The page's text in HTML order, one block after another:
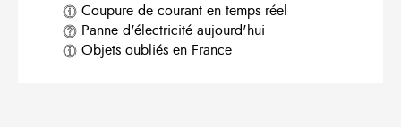
Coupure de courant en temps réel
Panne d'électricité aujourd'hui
Objets oubliés en France